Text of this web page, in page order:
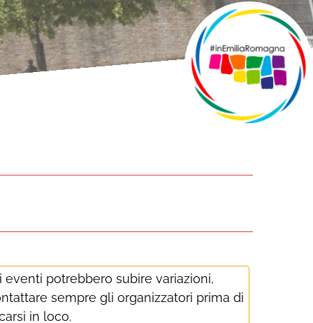
eventi potrebbero subire variazioni,
sempre gli organizzatori prima di
in loco.